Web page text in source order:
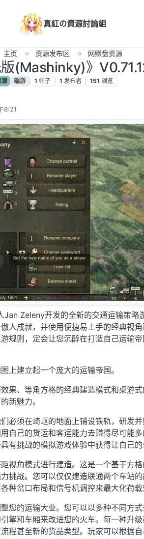
真紅の資源討論組
主页 资源发布区 网赚盘资源
版(Mashinky)》
端游 1 帖子 1 发布者 151 浏览
8:21
Jan Zeleny开发的全新的交通运输策略
人成就，并使用便捷易上手的经典视
规则，定会让您沉醉在打造自己运输
上建立起一个庞大的运输帝国。
果、等角方格的经典建造模式和桌游式
新魅力。
必须在崎岖的地面上铺设铁轨，研发并
自己的货运和客运能力去赚得尽可能
有挑战的模拟游戏体验中获得让自己的
视角模式进行建造。这是一个基于方
挑战。您可以仅仅建造联通两个车站
种岔口布局和信号机调控来最大化荷载
您的运输大业。您可以以多种不同方
擎和车厢来改进您的火车。每一种升
程甚至新的货品类型。玩家可以根据